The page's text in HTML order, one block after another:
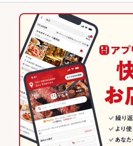
×DartsCafeDELTA
【団体貸切OK】ダーツカフェデルタ吉祥
×DartsCafeDELTA
【完全個室完備】ダーツカフェデルタ船
×DartsCafeDELTA
【団体貸切OK】ダーツカフェデルタ大宮
×DartsCafeDELTA
【完全個室完備】ダーツカフェデルタ立
×DartsCafeDELTA
新小岩駅 × ダイニングバー・バル
新小岩駅 × スペインバル・イタリアンバー
東京 × ダイニングバー・バル
東京 × スペインバル・イタリアンバール
平井駅
東京のグルメランキング
東京のダイニングバー・バルランキング
東京のスペインバル・イタリアンバール
錦糸町・浅草橋・両国・亀戸のグルメラ
錦糸町・浅草橋・両国・亀戸のダイニン
錦糸町・浅草橋・両国・亀戸のスペイン
ランキング